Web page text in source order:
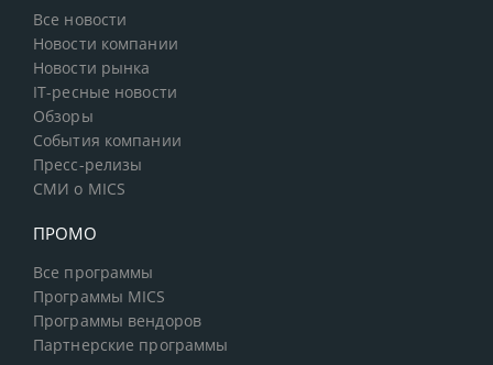
Все новости
Новости компании
Новости рынка
IT-ресные новости
Обзоры
События компании
Пресс-релизы
СМИ о MICS
ПРОМО
Все программы
Программы MICS
Программы вендоров
Партнерские программы